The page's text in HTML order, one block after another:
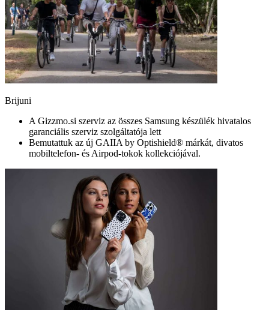
Brijuni
A Gizzmo.si szerviz az összes Samsung készülék hivatalos
garanciális szerviz szolgáltatója lett
Bemutattuk az új GAIIA by Optishield® márkát, divatos
mobiltelefon- és Airpod-tokok kollekciójával.